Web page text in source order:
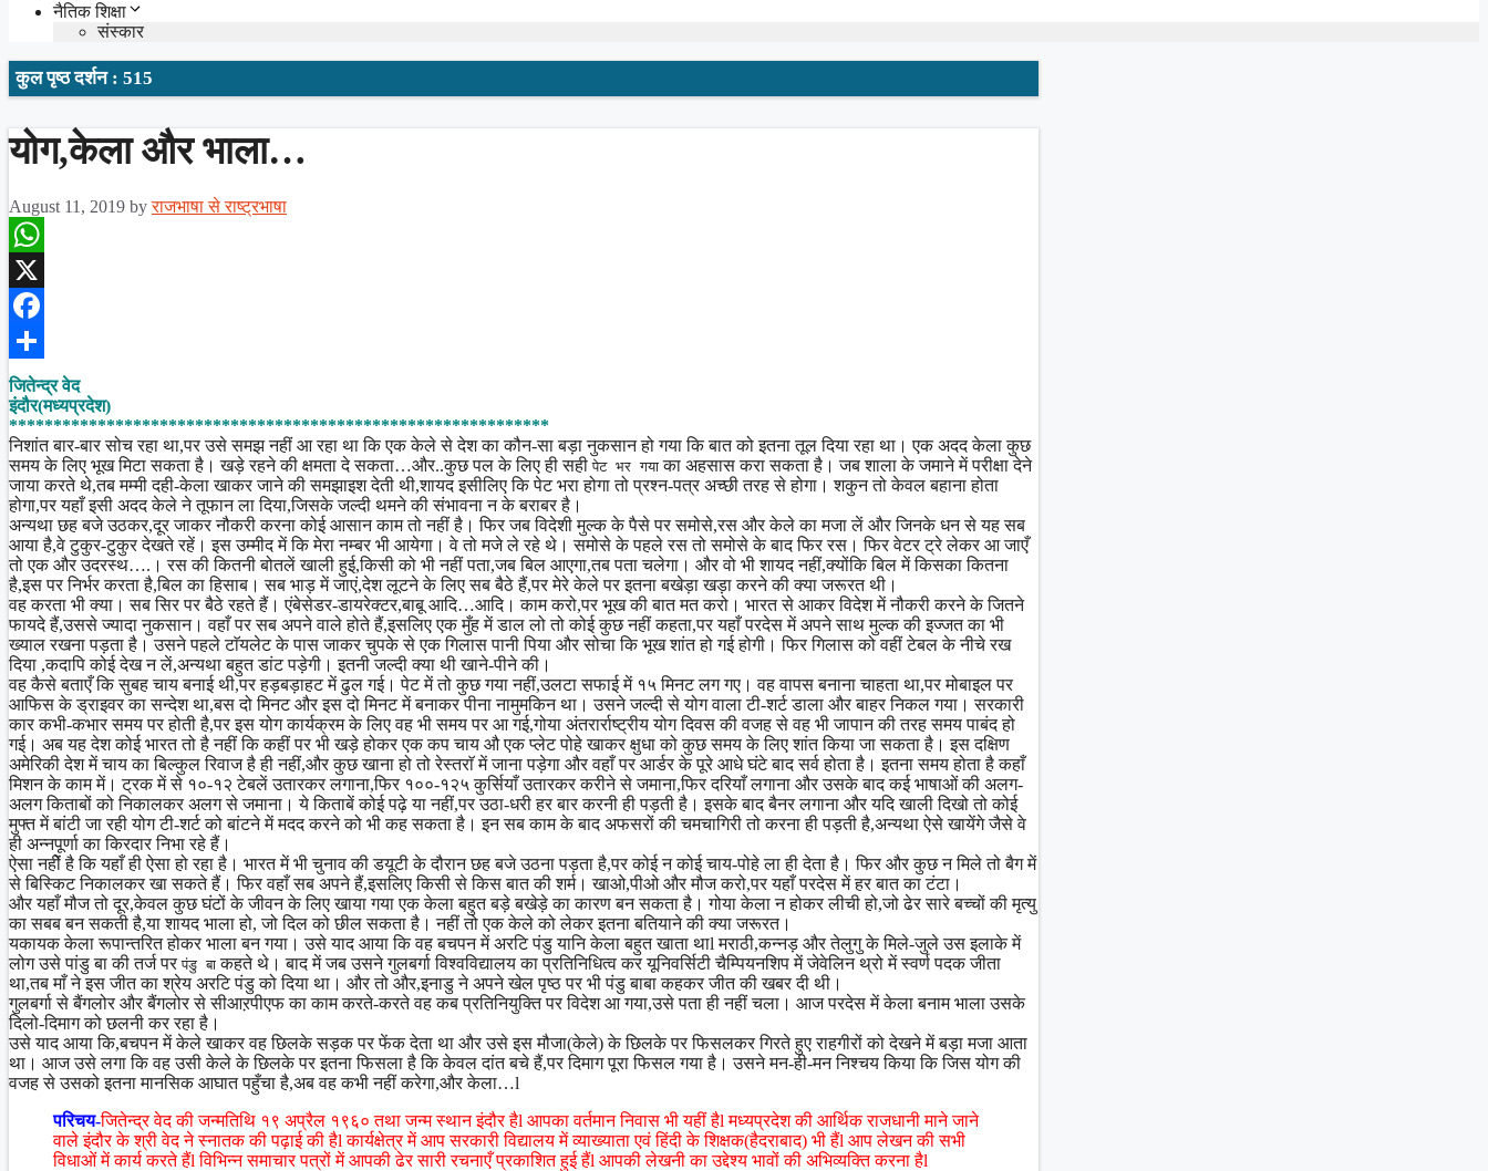
नैतिक शिक्षा
संस्कार
कुल पृष्ठ दर्शन : 515
योग,केला और भाला…
August 11, 2019 byराजभाषा से राष्ट्रभाषा
WhatsApp
X
Facebook
Share
जितेन्द्र वेद
इंदौर(मध्यप्रदेश)
*************************************************************
निशांत बार-बार सोच रहा था,पर उसे समझ नहीं आ रहा था कि एक केले से देश का कौन-सा बड़ा नुकसान हो गया कि बात को इतना तूल दिया रहा था। एक अदद केला कुछ
समय के लिए भूख मिटा सकता है। खड़े रहने की क्षमता दे सकता…और..कुछ पल के लिए ही सहीपेट भर गया का अहसास करा सकता है। जब शाला के जमाने में परीक्षा देने
जाया करते थे,तब मम्मी दही-केला खाकर जाने की समझाइश देती थी,शायद इसीलिए कि पेट भरा होगा तो प्रश्न-पत्र अच्छी तरह से होगा। शकुन तो केवल बहाना होता
होगा,पर यहाँ इसी अदद केले ने तूफान ला दिया,जिसके जल्दी थमने की संभावना न के बराबर है।
अन्यथा छह बजे उठकर,दूर जाकर नौकरी करना कोई आसान काम तो नहीं है। फिर जब विदेशी मुल्क के पैसे पर समोसे,रस और केले का मजा लें और जिनके धन से यह सब
आया है,वे टुकुर-टुकुर देखते रहें। इस उम्मीद में कि मेरा नम्बर भी आयेगा। वे तो मजे ले रहे थे। समोसे के पहले रस तो समोसे के बाद फिर रस। फिर वेटर ट्रे लेकर आ जाएँ
तो एक और उदरस्थ….। रस की कितनी बोतलें खाली हुई,किसी को भी नहीं पता,जब बिल आएगा,तब पता चलेगा। और वो भी शायद नहीं,क्योंकि बिल में किसका कितना
है,इस पर निर्भर करता है,बिल का हिसाब। सब भाड़ में जाएं,देश लूटने के लिए सब बैठे हैं,पर मेरे केले पर इतना बखेड़ा खड़ा करने की क्या जरूरत थी।
वह करता भी क्या। सब सिर पर बैठे रहते हैं। एंबेसेडर-डायरेक्टर,बाबू आदि…आदि। काम करो,पर भूख की बात मत करो। भारत से आकर विदेश में नौकरी करने के जितने
फायदे हैं,उससे ज्यादा नुकसान। वहाँ पर सब अपने वाले होते हैं,इसलिए एक मुँह में डाल लो तो कोई कुछ नहीं कहता,पर यहाँ परदेस में अपने साथ मुल्क की इज्जत का भी
ख्याल रखना पड़ता है। उसने पहले टाॅयलेट के पास जाकर चुपके से एक गिलास पानी पिया और सोचा कि भूख शांत हो गई होगी। फिर गिलास को वहीं टेबल के नीचे रख
दिया ,कदापि कोई देख न लें,अन्यथा बहुत डांट पड़ेगी। इतनी जल्दी क्या थी खाने-पीने की।
वह कैसे बताएँ कि सुबह चाय बनाई थी,पर हड़बड़ाहट में ढुल गई। पेट में तो कुछ गया नहीं,उलटा सफाई में १५ मिनट लग गए। वह वापस बनाना चाहता था,पर मोबाइल पर
आफिस के ड्राइवर का सन्देश था,बस दो मिनट और इस दो मिनट में बनाकर पीना नामुमकिन था। उसने जल्दी से योग वाला टी-शर्ट डाला और बाहर निकल गया। सरकारी
कार कभी-कभार समय पर होती है,पर इस योग कार्यक्रम के लिए वह भी समय पर आ गई,गोया अंतरार्राष्ट्रीय योग दिवस की वजह से वह भी जापान की तरह समय पाबंद हो
गई। अब यह देश कोई भारत तो है नहीं कि कहीं पर भी खड़े होकर एक कप चाय औ एक प्लेट पोहे खाकर क्षुधा को कुछ समय के लिए शांत किया जा सकता है। इस दक्षिण
अमेरिकी देश में चाय का बिल्कुल रिवाज है ही नहीं,और कुछ खाना हो तो रेस्तराॅ में जाना पड़ेगा और वहाँ पर आर्डर के पूरे आधे घंटे बाद सर्व होता है। इतना समय होता है कहाँ
मिशन के काम में। ट्रक में से १०-१२ टेबलें उतारकर लगाना,फिर १००-१२५ कुर्सियाँ उतारकर करीने से जमाना,फिर दरियाँ लगाना और उसके बाद कई भाषाओं की अलग-
अलग किताबों को निकालकर अलग से जमाना। ये किताबें कोई पढ़े या नहीं,पर उठा-धरी हर बार करनी ही पड़ती है। इसके बाद बैनर लगाना और यदि खाली दिखो तो कोई
मुफ्त में बांटी जा रही योग टी-शर्ट को बांटने में मदद करने को भी कह सकता है। इन सब काम के बाद अफसरों की चमचागिरी तो करना ही पड़ती है,अन्यथा ऐसे खायेंगे जैसे वे
ही अन्नपूर्णा का किरदार निभा रहे हैं।
ऐसा नहीें है कि यहाँ ही ऐसा हो रहा है। भारत में भी चुनाव की डयूटी के दौरान छह बजे उठना पड़ता है,पर कोई न कोई चाय-पोहे ला ही देता है। फिर और कुछ न मिले तो बैग में
से बिस्किट निकालकर खा सकते हैं। फिर वहाँ सब अपने हैं,इसलिए किसी से किस बात की शर्म। खाओ,पीओ और मौज करो,पर यहाँ परदेस में हर बात का टंटा।
और यहाँ मौज तो दूर,केवल कुछ घंटों के जीवन के लिए खाया गया एक केला बहुत बड़े बखेड़े का कारण बन सकता है। गोया केला न होकर लीची हो,जो ढेर सारे बच्चों की मृत्यु
का सबब बन सकती है,या शायद भाला हो, जो दिल को छील सकता है। नहीं तो एक केले को लेकर इतना बतियाने की क्या जरूरत।
यकायक केला रूपान्तरित होकर भाला बन गया। उसे याद आया कि वह बचपन में अरटि पंडु यानि केला बहुत खाता थाl मराठी,कन्नड़ और तेलुगु के मिले-जुले उस इलाके में
लोग उसे पांडु बा की तर्ज परपंडु बा कहते थे। बाद में जब उसने गुलबर्गा विश्वविद्यालय का प्रतिनिधित्व कर यूनिवर्सिटी चैम्पियनशिप में जेवेलिन थ्रो में स्वर्ण पदक जीता
था,तब माँ ने इस जीत का श्रेय अरटि पंडु को दिया था। और तो और,इनाडु ने अपने खेल पृष्ठ पर भी पंडु बाबा कहकर जीत की खबर दी थी।
गुलबर्गा से बैंगलोर और बैंगलोर से सीआऱपीएफ का काम करते-करते वह कब प्रतिनियुक्ति पर विदेश आ गया,उसे पता ही नहीं चला। आज परदेस में केला बनाम भाला उसके
दिलो-दिमाग को छलनी कर रहा है।
उसे याद आया कि,बचपन में केले खाकर वह छिलके सड़क पर फेंक देता था और उसे इस मौजा(केले) के छिलके पर फिसलकर गिरते हुए राहगीरों को देखने में बड़ा मजा आता
था। आज उसे लगा कि वह उसी केले के छिलके पर इतना फिसला है कि केवल दांत बचे हैं,पर दिमाग पूरा फिसल गया है। उसने मन-ही-मन निश्चय किया कि जिस योग की
वजह से उसको इतना मानसिक आघात पहुँचा है,अब वह कभी नहीं करेगा,और केला…l
परिचय-जितेन्द्र वेद की जन्मतिथि १९ अप्रैल १९६० तथा जन्म स्थान इंदौर हैl आपका वर्तमान निवास भी यहीं हैl मध्यप्रदेश की आर्थिक राजधानी माने जाने
वाले इंदौर के श्री वेद ने स्नातक की पढ़ाई की हैl कार्यक्षेत्र में आप सरकारी विद्यालय में व्याख्याता एवं हिंदी के शिक्षक(हैदराबाद) भी हैंl आप लेखन की सभी
विधाओं में कार्य करते हैंl विभिन्न समाचार पत्रों में आपकी ढेर सारी रचनाएँ प्रकाशित हुई हैंl आपकी लेखनी का उद्देश्य भावों की अभिव्यक्ति करना हैl